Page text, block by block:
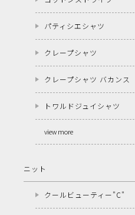
パティシエシャツ
クレープシャツ
クレープシャツ バカンス
トワルドジュイシャツ
view more
ニット
クールビューティー"C"